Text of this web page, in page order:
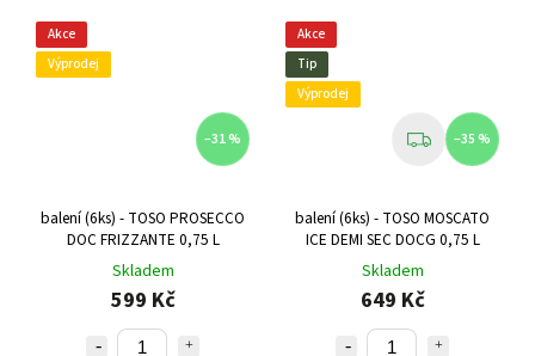
Akce
Výprodej
–31 %
balení (6ks) - TOSO PROSECCO
DOC FRIZZANTE 0,75 L
Skladem
599 Kč
Akce
Tip
Výprodej
–35 %
balení (6ks) - TOSO MOSCATO
ICE DEMI SEC DOCG 0,75 L
Skladem
649 Kč